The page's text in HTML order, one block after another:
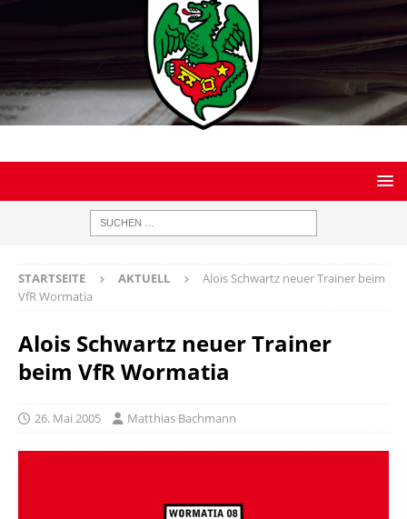
STARTSEITE AKTUELL
Alois Schwartz neuer Trainer beim
VfR Wormatia
Alois Schwartz neuer Trainer
beim VfR Wormatia
26. Mai 2005 Matthias Bachmann